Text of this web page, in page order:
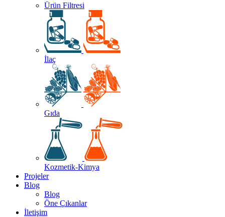
Ürün Filtresi
İlaç
Gıda
Kozmetik-Kimya
Projeler
Blog
Blog
Öne Çıkanlar
İletişim